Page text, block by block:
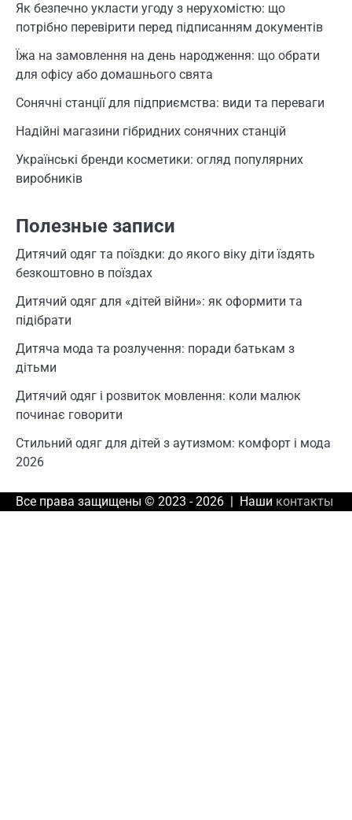
Як безпечно укласти угоду з нерухомістю: що
потрібно перевірити перед підписанням документів
Їжа на замовлення на день народження: що обрати
для офісу або домашнього свята
Сонячні станції для підприємства: види та переваги
Надійні магазини гібридних сонячних станцій
Українські бренди косметики: огляд популярних
виробників
Полезные записи
Дитячий одяг та поїздки: до якого віку діти їздять
безкоштовно в поїздах
Дитячий одяг для «дітей війни»: як оформити та
підібрати
Дитяча мода та розлучення: поради батькам з
дітьми
Дитячий одяг і розвиток мовлення: коли малюк
починає говорити
Стильний одяг для дітей з аутизмом: комфорт і мода
2026
Все права защищены © 2023 - 2026 | Наши контакты